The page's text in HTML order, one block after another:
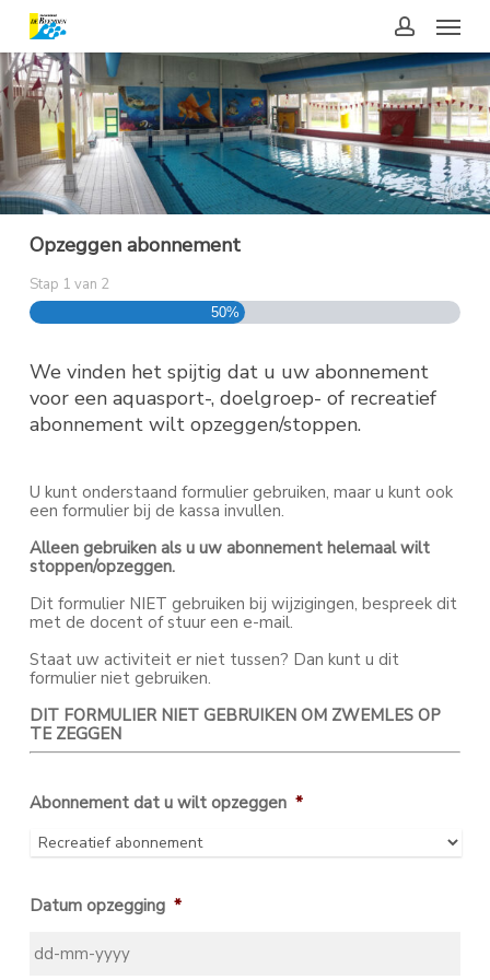
main
content
account
Menu
Opzeggen abonnement
Stap 1 van 2
50%
We vinden het spijtig dat u uw abonnement
voor een aquasport-, doelgroep- of recreatief
abonnement wilt opzeggen/stoppen.
U kunt onderstaand formulier gebruiken, maar u kunt ook
een formulier bij de kassa invullen.
Alleen gebruiken als u uw abonnement helemaal wilt
stoppen/opzeggen.
Dit formulier NIET gebruiken bij wijzigingen, bespreek dit
met de docent of stuur een e-mail.
Staat uw activiteit er niet tussen? Dan kunt u dit
formulier niet gebruiken.
DIT FORMULIER NIET GEBRUIKEN OM ZWEMLES OP
TE ZEGGEN
Abonnement dat u wilt opzeggen *
Datum opzegging *
Stap
2,